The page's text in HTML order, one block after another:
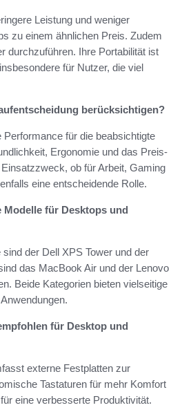
Leistung und weniger
zu einem ähnlichen Preis. Zudem
durchzuführen. Ihre Portabilität ist
für Nutzer, die viel
berücksichtigen?
Performance für die beabsichtigte
Ergonomie und das Preis-
ob für Arbeit, Gaming
eine entscheidende Rolle.
Modelle für Desktops und
der Dell XPS Tower und der
das MacBook Air und der Lenovo
Beide Kategorien bieten vielseitige
für Desktop und
externe Festplatten zur
Tastaturen für mehr Komfort
eine verbesserte Produktivität.